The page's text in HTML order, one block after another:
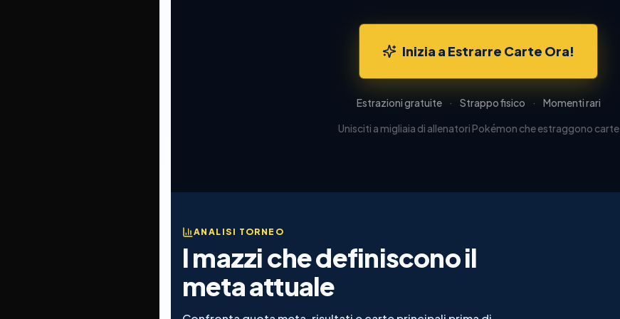
Inizia a Estrarre Carte Ora!
Estrazioni gratuite · Strappo fisico ·
Momenti rari
Unisciti a migliaia di allenatori Pokémon che estraggono carte
ANALISI TORNEO
I mazzi che definiscono il
meta attuale